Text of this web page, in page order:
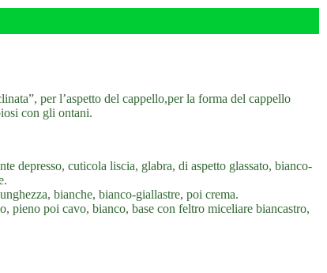
per l’aspetto del cappello,per la forma del cappello
con gli ontani.
depresso, cuticola liscia, glabra, di aspetto glassato, bianco-
bianche, bianco-giallastre, poi crema.
poi cavo, bianco, base con feltro miceliare biancastro,